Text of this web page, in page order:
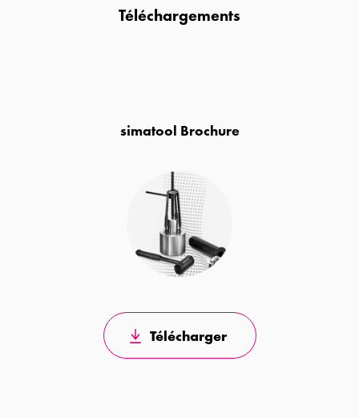
Téléchargements
simatool Brochure
Télécharger